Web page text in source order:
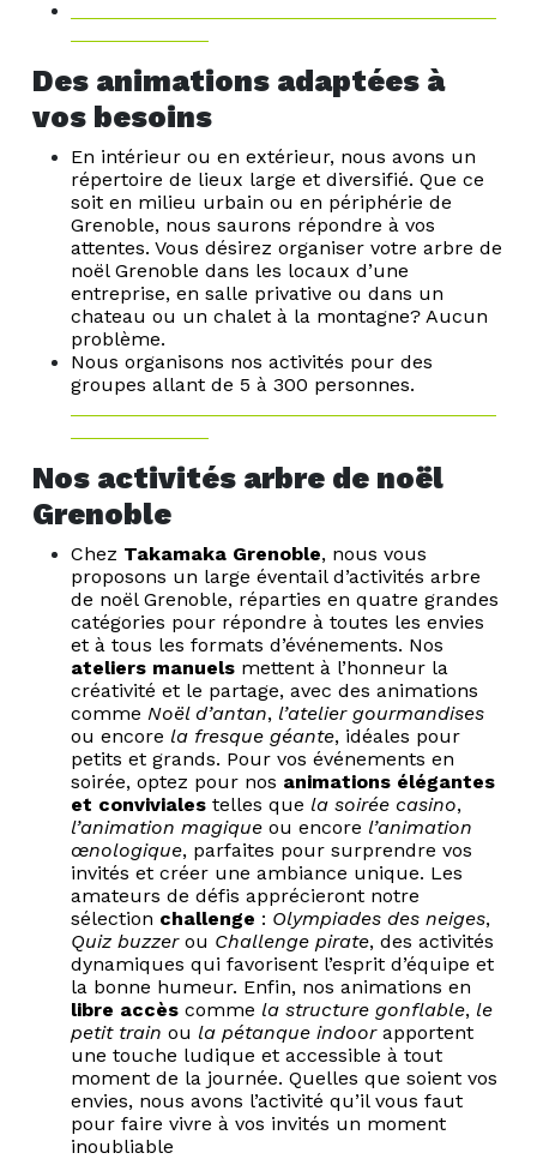
Des animations adaptées à
vos besoins
En intérieur ou en extérieur, nous avons un
répertoire de lieux large et diversifié. Que ce
soit en milieu urbain ou en périphérie de
Grenoble, nous saurons répondre à vos
attentes. Vous désirez organiser votre arbre de
noël Grenoble dans les locaux d’une
entreprise, en salle privative ou dans un
chateau ou un chalet à la montagne? Aucun
problème.
Nous organisons nos activités pour des
groupes allant de 5 à 300 personnes.
Nos activités arbre de noël
Grenoble
Chez Takamaka Grenoble, nous vous
proposons un large éventail d’activités arbre
de noël Grenoble, réparties en quatre grandes
catégories pour répondre à toutes les envies
et à tous les formats d’événements. Nos
ateliers manuels mettent à l’honneur la
créativité et le partage, avec des animations
comme Noël d’antan, l’atelier gourmandises
ou encore la fresque géante, idéales pour
petits et grands. Pour vos événements en
soirée, optez pour nos animations élégantes
et conviviales telles que la soirée casino,
l’animation magique ou encore l’animation
œnologique, parfaites pour surprendre vos
invités et créer une ambiance unique. Les
amateurs de défis apprécieront notre
sélection challenge : Olympiades des neiges,
Quiz buzzerou Challenge pirate, des activités
dynamiques qui favorisent l’esprit d’équipe et
la bonne humeur. Enfin, nos animations en
libre accès comme la structure gonflable, le
petit train ou la pétanque indoorapportent
une touche ludique et accessible à tout
moment de la journée. Quelles que soient vos
envies, nous avons l’activité qu’il vous faut
pour faire vivre à vos invités un moment
inoubliable